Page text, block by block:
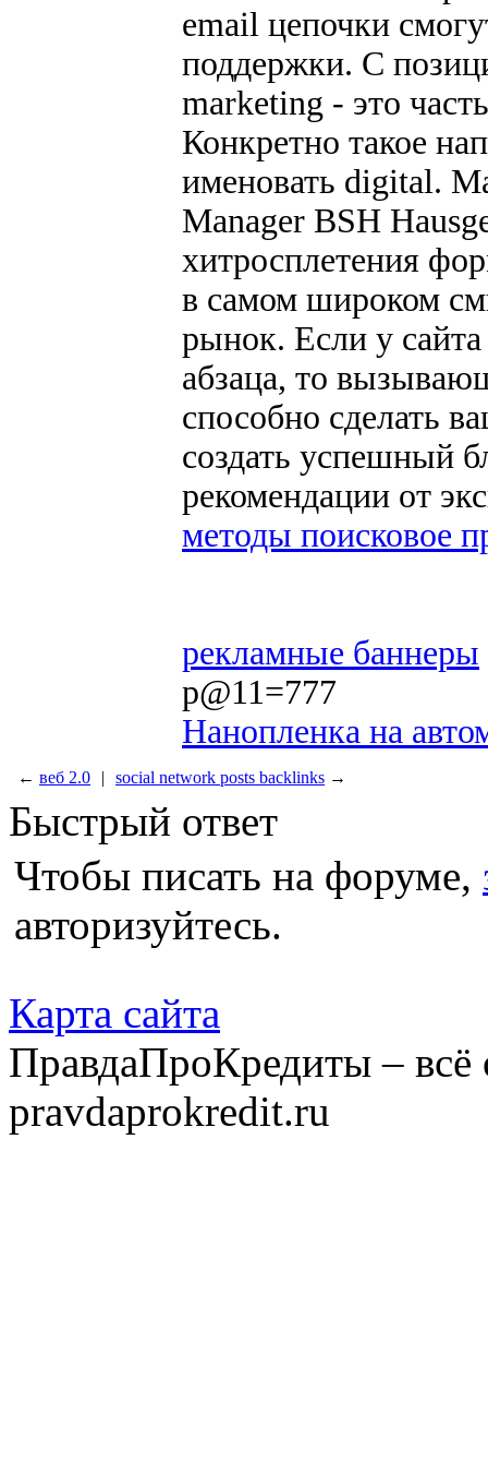
email цепочки
поддержки. С
marketing - это
Конкретно такое
именовать digital.
Manager BSH
хитросплетения
в самом широком
рынок. Если у
абзаца, то
способно сделать
создать успешный
рекомендации от
методы поисковое
рекламные баннеры
p@11=777
Нанопленка на
← веб 2.0 | social network posts backlinks →
Быстрый ответ
Чтобы писать на форуме,
авторизуйтесь.
Карта сайта
ПравдаПроКредиты –
pravdaprokredit.ru